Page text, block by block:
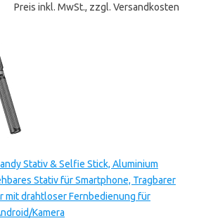
Preis inkl. MwSt., zzgl. Versandkosten
Stativ & Selfie Stick, Aluminium
Stativ für Smartphone, Tragbarer
mit drahtloser Fernbedienung für
Kamera